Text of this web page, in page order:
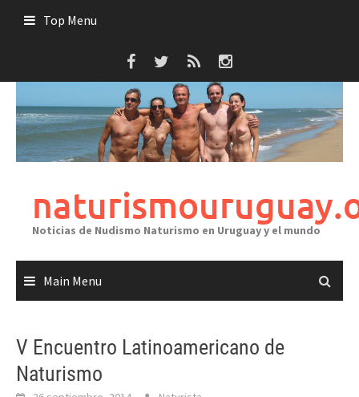
Top Menu
Noticias de Nudismo Naturismo en Uruguay y el mundo
Main Menu
V Encuentro Latinoamericano de
Naturismo